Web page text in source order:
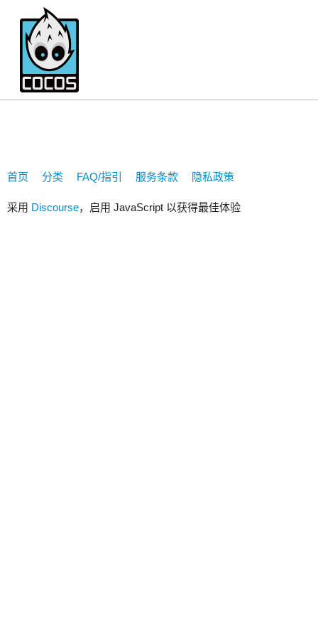
edisonwsk
首页 分类 FAQ/指引 服务条款 隐私政策
采用 Discourse，启用 JavaScript 以获得最佳体验